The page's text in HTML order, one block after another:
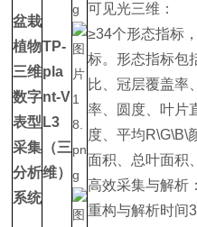
盆栽
植物
三维
数字
表型
采集
分析
系统
TP-
pla
nt-V
L3
（三
维）
可见光三维：
≥34个形态指标
标。形态指标包
比、冠层覆盖率
率、圆度、叶片
度、平均R\G\B\
面积、总叶面积
高效采集与解析
重构与解析时间3